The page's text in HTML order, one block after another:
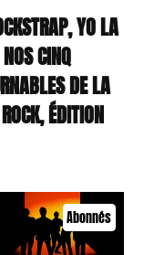
YO LA
CINQ
DE LA
ÉDITION
Abonnés